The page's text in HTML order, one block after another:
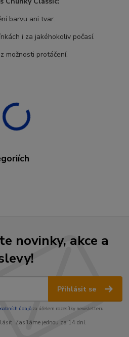
barvu ani tvar.
i za jakéhokoliv počasí.
možnosti protáčení.
novinky, akce a
Přihlásit se
údajůza účelem rozesílky newsletteru.
Zasíláme jednou za 14 dní.